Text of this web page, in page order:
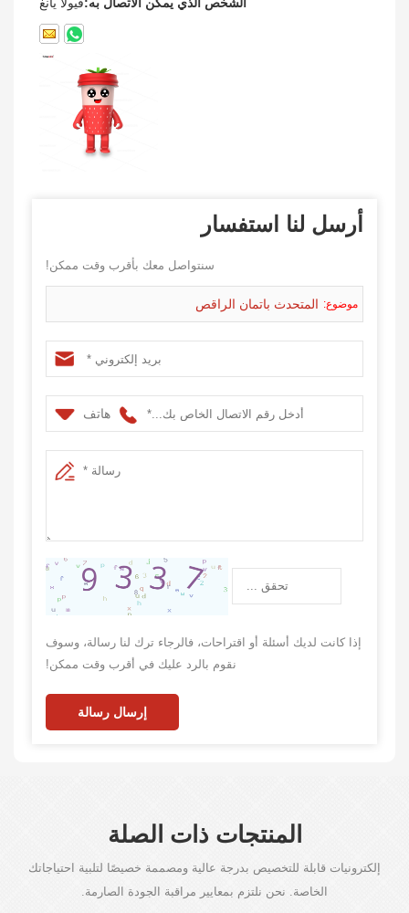
أرسل لنا استفسار
سنتواصل معك بأقرب وقت ممكن!
موضوع: المتحدث باتمان الراقص
هاتف
إذا كانت لديك أسئلة أو اقتراحات، فالرجاء ترك لنا رسالة، وسوف
نقوم بالرد عليك في أقرب وقت ممكن!
إرسال رسالة
المنتجات ذات الصلة
إلكترونيات قابلة للتخصيص بدرجة عالية ومصممة خصيصًا لتلبية احتياجاتك
الخاصة. نحن نلتزم بمعايير مراقبة الجودة الصارمة.